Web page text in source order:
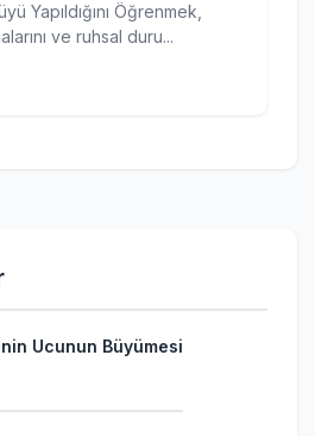
Yapıldığını Öğrenmek,
ve ruhsal duru...
Ucunun Büyümesi